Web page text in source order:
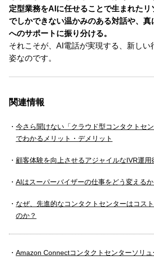
定型業務をAIに任せることで生まれたリ
でしかできない温かみのある対話や、真
へのサポートに振り分ける。
それこそが、AI電話が実現する、新しい
姿なのです。
関連情報
今さら聞けない「クラウド型コンタクトセ
でわかるメリット・デメリット
顧客体験を向上させるアジャイルなIVR運用
AIはスーパーバイザーの仕事をどう変えるか
なぜ、先進的なコンタクトセンターはコス
のか？
Amazon Connectコンタクトセンターソリュ